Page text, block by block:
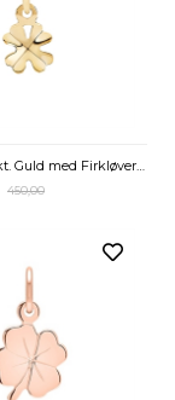
450,00